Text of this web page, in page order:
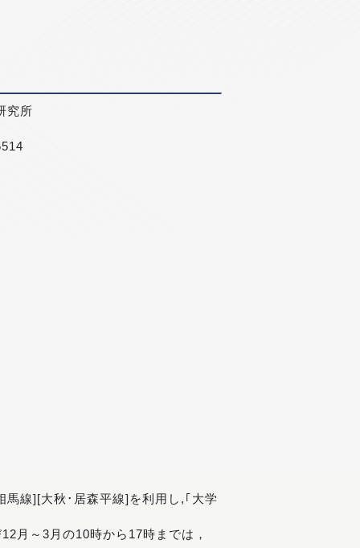
究所
線][大秋･居森平線]を利用し,｢大学
月～3月の10時から17時までは，